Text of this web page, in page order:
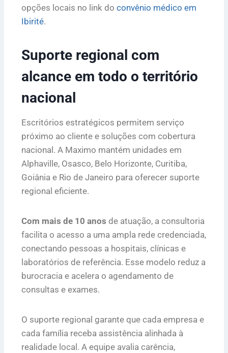
opções locais no link do convênio médico em
Ibirité.
Suporte regional com
alcance em todo o território
nacional
Escritórios estratégicos permitem serviço
próximo ao cliente e soluções com cobertura
nacional. A Maximo mantém unidades em
Alphaville, Osasco, Belo Horizonte, Curitiba,
Goiânia e Rio de Janeiro para oferecer suporte
regional eficiente.
Com mais de 10 anos de atuação, a consultoria
facilita o acesso a uma ampla rede credenciada,
conectando pessoas a hospitais, clínicas e
laboratórios de referência. Esse modelo reduz a
burocracia e acelera o agendamento de
consultas e exames.
O suporte regional garante que cada empresa e
cada família receba assistência alinhada à
realidade local. A equipe avalia carência,